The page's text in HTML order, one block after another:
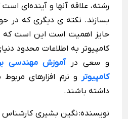
توانمندی‌های کلیدی
نوع پروژه‌های رایج
رشته، علاقه آنها و آینده‌ای
بسازند. نکته ی دیگری که در
حایز اهمیت است این است که
کامپیوتر به اطلاعات محدود
و سعی در
آموزش مهندسی
کامپیوتر و نرم افزارهای
داشته باشند.
نویسنده: نگین بشیری کارشناس